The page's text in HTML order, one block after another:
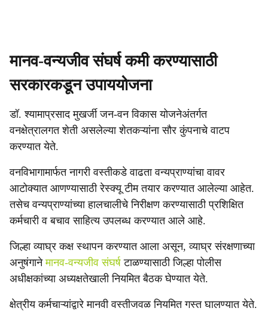
मानव-वन्यजीव संघर्ष कमी करण्यासाठी
सरकारकडून उपाययोजना
डॉ. श्यामाप्रसाद मुखर्जी जन-वन विकास योजनेअंतर्गत
वनक्षेत्रालगत शेती असलेल्या शेतकऱ्यांना सौर कुंपनाचे वाटप
करण्यात येते.
वनविभागामार्फत नागरी वस्तीकडे वाढता वन्यप्राण्यांचा वावर
आटोक्यात आणण्यासाठी रेस्क्यू टीम तयार करण्यात आलेल्या आहेत.
तसेच वन्यप्राण्यांच्या हालचालीचे निरीक्षण करण्यासाठी प्रशिक्षित
कर्मचारी व बचाव साहित्य उपलब्ध करण्यात आले आहे.
जिल्हा व्याघ्र कक्ष स्थापन करण्यात आला असून, व्याघ्र संरक्षणाच्या
अनुषंगानेमानव-वन्यजीव संघर्ष टाळण्यासाठी जिल्हा पोलीस
अधीक्षकांच्या अध्यक्षतेखाली नियमित बैठक घेण्यात येते.
क्षेत्रीय कर्मचाऱ्यांद्वारे मानवी वस्तीजवळ नियमित गस्त घालण्यात येते.